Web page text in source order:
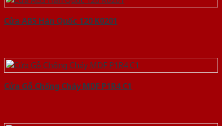
Cửa ABS Hàn Quốc 120 K0201
Cửa Gỗ Chống Cháy MDF P1R4 C1